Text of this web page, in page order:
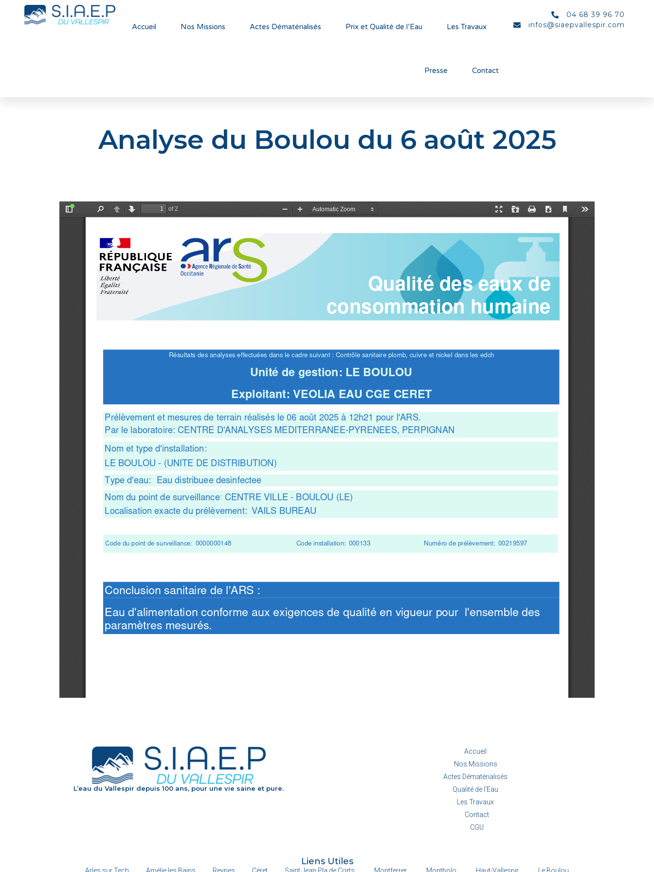
Accueil Nos Missions Actes Dématérialisés Prix et Qualité de l’Eau Les Travaux
Presse Contact
04 68 39 96 70
infos@siaepvallespir.com
Analyse du Boulou du 6 août 2025
L’eau du Vallespir depuis 100 ans, pour une vie saine et pure.
Accueil
Nos Missions
Actes Dématérialisés
Qualité de l'Eau
Les Travaux
Contact
CGU
Liens Utiles